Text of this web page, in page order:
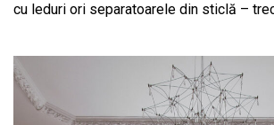
cu leduri ori separatoarele din sticlă –